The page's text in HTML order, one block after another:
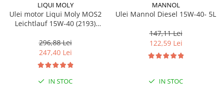
Oglinzi moto
BMW Motorrad
Consumabile BMW Motorrad
Uleiuri si lichide moto
Ulei moto
Ulei transmisie moto
LIQUI MOLY
Ulei motor Liqui Moly MOS2
Leichtlauf 15W-40 (2193)
296,88 Lei
247,40 Lei
IN STOC
MANNOL
Ulei Mannol Diesel 15W-40- 5L
147,11 Lei
122,59 Lei
IN STOC